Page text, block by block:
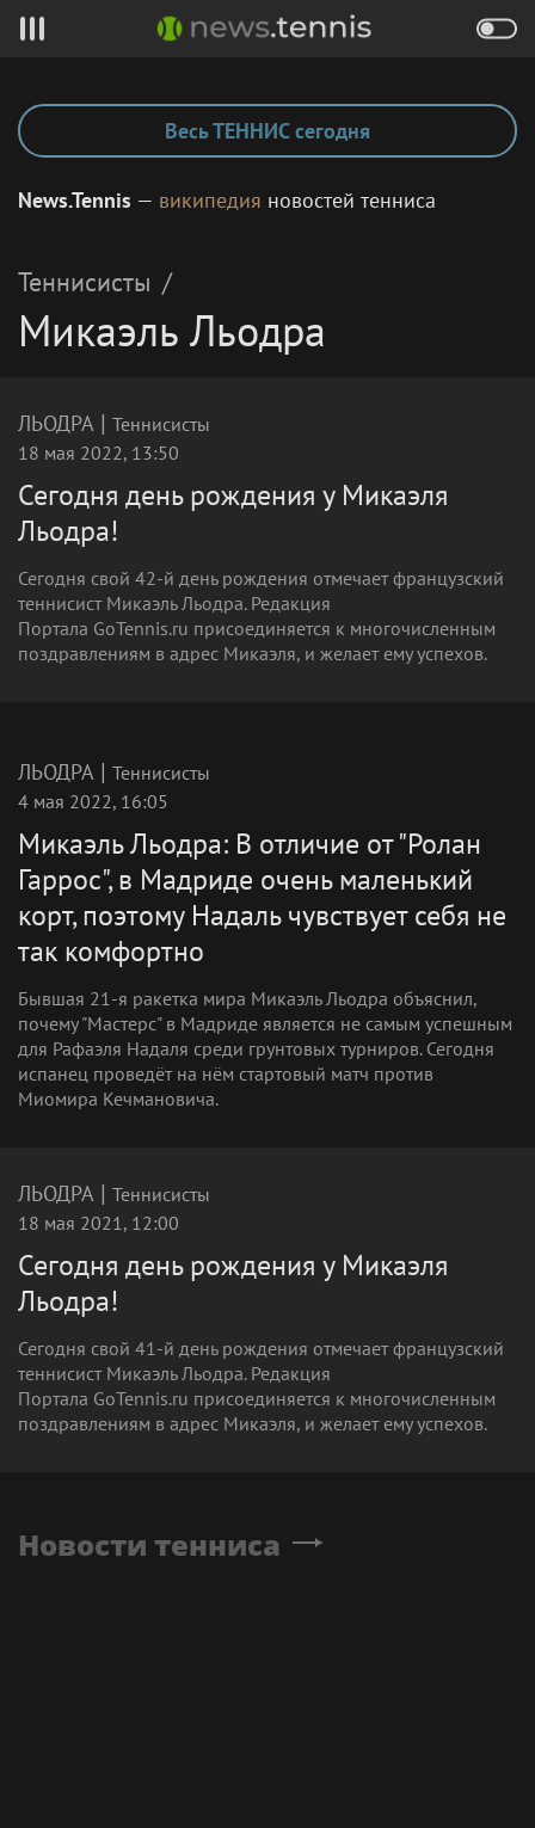
Весь ТЕННИС сегодня
News.Tennis — википедия новостей тенниса
Теннисисты /
Микаэль Льодра
ЛЬОДРА | Теннисисты
18 мая 2022, 13:50
Сегодня день рождения у Микаэля
Льодра!
Сегодня свой 42-й день рождения отмечает французский
теннисист Микаэль Льодра. Редакция
Портала GoTennis.ru присоединяется к многочисленным
поздравлениям в адрес Микаэля, и желает ему успехов.
ЛЬОДРА | Теннисисты
4 мая 2022, 16:05
Микаэль Льодра: В отличие от "Ролан
Гаррос", в Мадриде очень маленький
корт, поэтому Надаль чувствует себя не
так комфортно
Бывшая 21-я ракетка мира Микаэль Льодра объяснил,
почему "Мастерс" в Мадриде является не самым успешным
для Рафаэля Надаля среди грунтовых турниров. Сегодня
испанец проведёт на нём стартовый матч против
Миомира Кечмановича.
ЛЬОДРА | Теннисисты
18 мая 2021, 12:00
Сегодня день рождения у Микаэля
Льодра!
Сегодня свой 41-й день рождения отмечает французский
теннисист Микаэль Льодра. Редакция
Портала GoTennis.ru присоединяется к многочисленным
поздравлениям в адрес Микаэля, и желает ему успехов.
Новости тенниса